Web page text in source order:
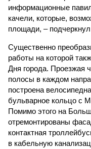
информационные
качели, которые,
площади, –
Существенно
работы на которой
Дня города. Проезжая
полосы в каждом
построена
бульварное кольцо с
Помимо этого на
отремонтированы
контактная
в кабельную